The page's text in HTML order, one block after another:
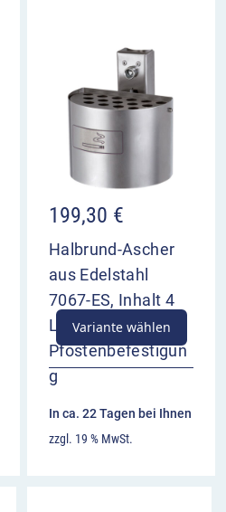
199,30 €
Halbrund-Ascher
aus Edelstahl
7067-ES, Inhalt 4
Liter, Wand- /
Pfostenbefestigun
g
Variante wählen
In ca. 22 Tagen bei Ihnen
zzgl. 19 % MwSt.